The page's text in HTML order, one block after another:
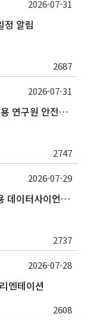
정 알림
2687
2026-07-31
2026년 2학기 대학원 신입생 및 신규 임용 연구원 안전환경교육(신규교육) 실시 안내
2747
2026-07-31
2026학년도 2학기 대학원 융합전공 응용 데이터사이언스 선발 계획 알림
2737
2026-07-29
엔테이션
2608
2026-07-28